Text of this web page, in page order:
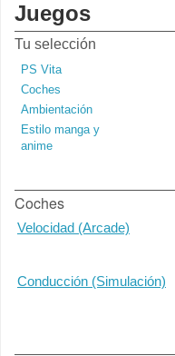
Juegos
Tu selección
PS Vita
Coches
Ambientación
Estilo manga y
anime
Coches
Velocidad (Arcade)
Conducción (Simulación)